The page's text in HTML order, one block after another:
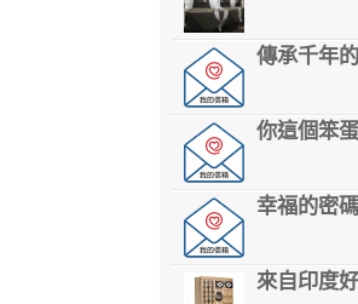
傳承千年
你這個笨蛋
幸福的密
來自印度